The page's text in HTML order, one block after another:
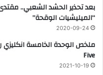
بعد تحذير الحشد الشعبي..
“الميليشيات الوقحة”
2020-09-24
Five
2021-10-19